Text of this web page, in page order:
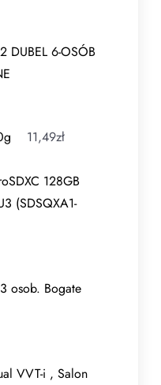
DUBEL 6-OSÓB
11,49zł
128GB
(SDSQXA1-
osob. Bogate
VVT-i , Salon